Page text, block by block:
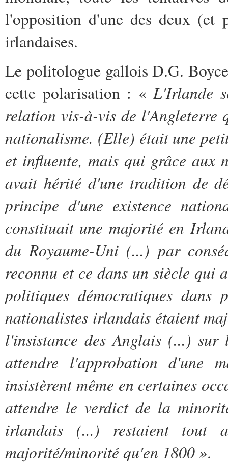
l'opposition d'une des deux (et
irlandaises.
Le politologue gallois D.G.
cette polarisation : «L'Irlande
relation vis-à-vis de l'Angleterre
nationalisme. (Elle) était une
et influente, mais qui grâce aux
avait hérité d'une tradition de
principe d'une existence
constituait une majorité en
du Royaume-Uni (...) par
reconnu et ce dans un siècle qui
politiques démocratiques dans
nationalistes irlandais étaient
l'insistance des Anglais (...)
attendre l'approbation d'une
insistèrent même en certaines
attendre le verdict de la
irlandais (...) restaient tout
majorité/minorité qu'en 1800».